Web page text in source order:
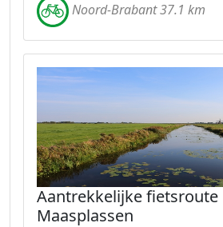
Noord-Brabant 37.1 km
Aantrekkelijke fietsroute
Maasplassen